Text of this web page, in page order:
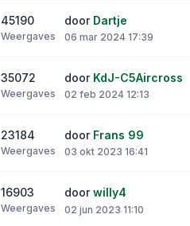
45190
Weergaves
door Dartje
06 mar 2024 17:39
35072
Weergaves
door KdJ-C5Aircross
02 feb 2024 12:13
23184
Weergaves
door Frans 99
03 okt 2023 16:41
16903
Weergaves
doorwilly4
02 jun 2023 11:10